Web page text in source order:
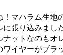
！マハラム生地
張り込みました
ットなのもオ
ワイヤーがブラ